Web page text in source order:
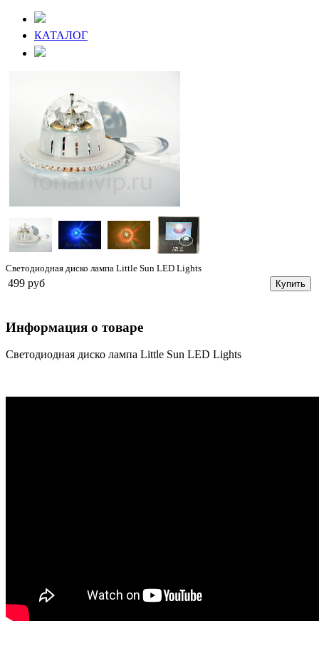
КАТАЛОГ
Светодиодная диско лампа Little Sun LED Lights
499 руб Купить
Информация о товаре
Светодиодная диско лампа Little Sun LED Lights